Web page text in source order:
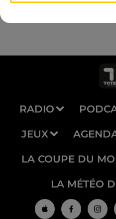
RADIO
JEUX
LA COUPE DU
LA MÉTÉO